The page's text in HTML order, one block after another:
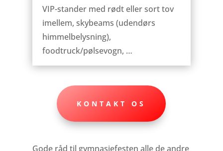
VIP-stander med rødt eller sort tov
imellem, skybeams (udendørs
himmelbelysning),
foodtruck/pølsevogn, …
KONTAKT OS
Gode råd til gymnasiefesten alle de andre